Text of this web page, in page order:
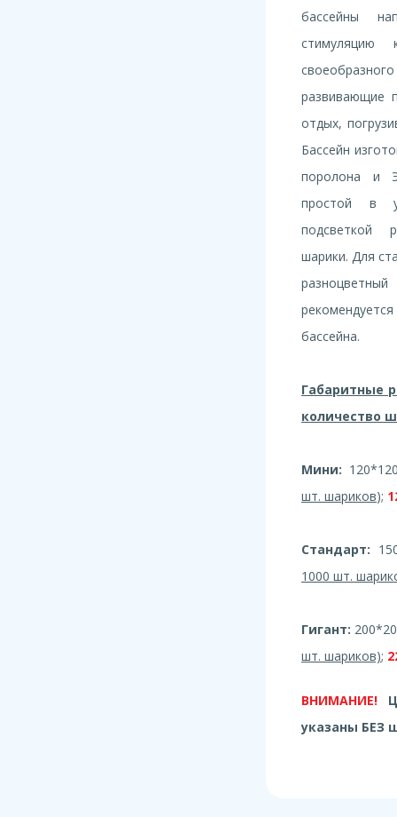
бассейны
стимуляцию
развивающие
отдых,
Бассейн
поролона и
простой в
подсветкой
шарики. Для
бассейна.
Габаритные
количество
Мини:
шт. шариков);
Стандарт:
1000 шт.
Гигант:
шт. шариков);
ВНИМАНИЕ!
указаны БЕЗ